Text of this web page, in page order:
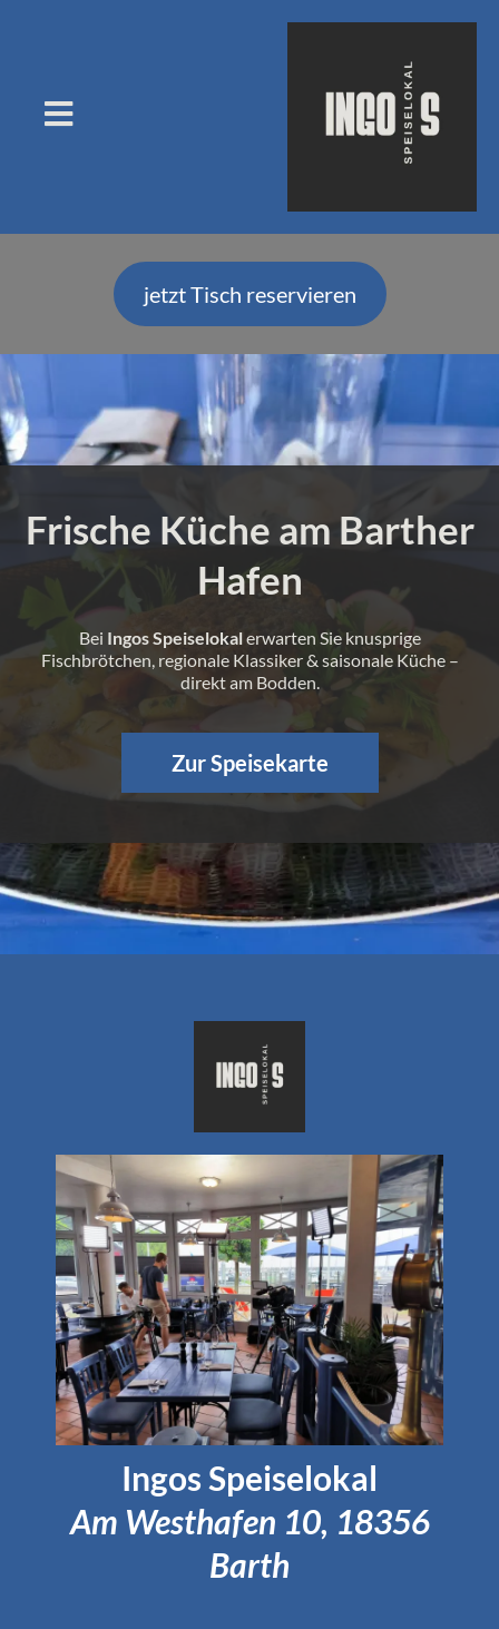
jetzt Tisch reservieren
Frische Küche am Barther
Hafen
Bei Ingos Speiselokalerwarten Sie knusprige
Fischbrötchen, regionale Klassiker & saisonale Küche –
direkt am Bodden.
Zur Speisekarte
Ingos Speiselokal
Am Westhafen 10, 18356
Barth